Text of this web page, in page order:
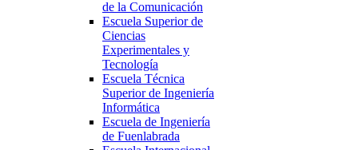
de la Comunicación
Escuela Superior de
Ciencias
Experimentales y
Tecnología
Escuela Técnica
Superior de Ingeniería
Informática
Escuela de Ingeniería
de Fuenlabrada